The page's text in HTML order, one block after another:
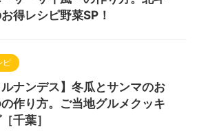
得レシピ野菜SP！
ピ
ルナンデス】冬瓜とサンマのお
作り方。ご当地グルメクッキ
千葉］